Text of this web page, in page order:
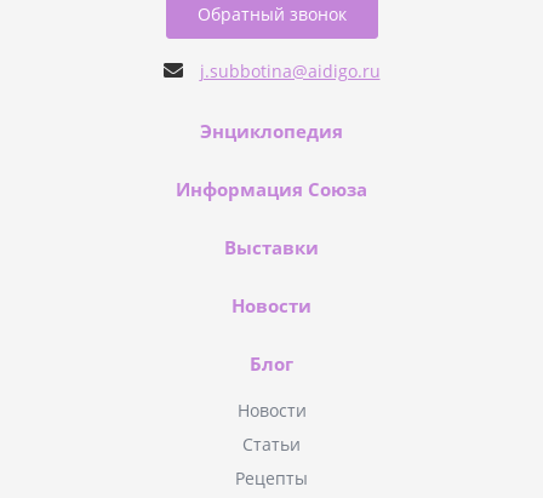
Обратный звонок
j.subbotina@aidigo.ru
Энциклопедия
Информация Союза
Выставки
Новости
Блог
Новости
Статьи
Рецепты